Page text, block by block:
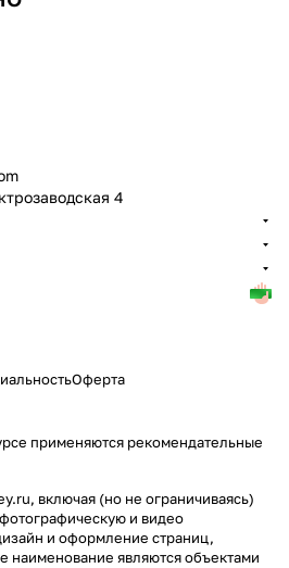
4
Оферта
применяются рекомендательные
включая (но не ограничиваясь)
и видео
и оформление страниц,
являются объектами